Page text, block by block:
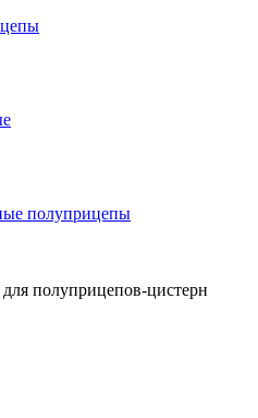
полуприцепы
полуприцепов-цистерн